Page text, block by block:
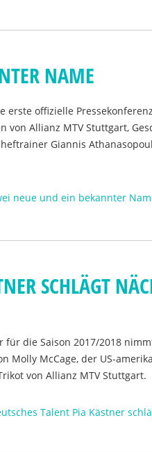
NAME
erste offizielle
von Allianz MTV Stuttgart,
Giannis
neue und ein bekannter
SCHLÄGT
für die Saison 2017/2018
Molly McCage, der US-
von Allianz MTV Stuttgart.
Talent Pia Kästner